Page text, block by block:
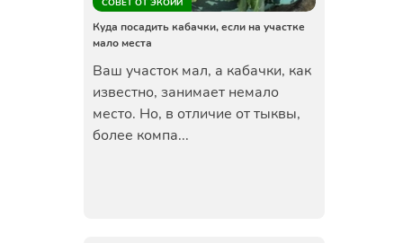
СОВЕТ ОТ ЭКОЙИ
Куда посадить кабачки, если на участке
мало места
Ваш участок мал, а кабачки, как
известно, занимает немало
место. Но, в отличие от тыквы,
более компа...